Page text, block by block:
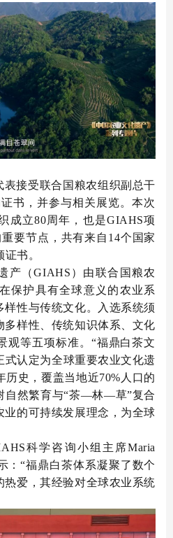
表接受联合国粮农组织副总干
书，并参与相关展览。本次
成立80周年，也是GIAHS项
要节点，共有来自14个国家
书。
产（GIAHS）由联合国粮农
保护具有全球意义的农业系
性与传统文化。入选系统须
多样性、传统知识体系、文化
观等五项标准。“福鼎白茶文
式认定为全球重要农业文化遗
历史，覆盖当地近70%人口的
自然繁育与“茶—林—草”复合
业的可持续发展理念，为全球
科学咨询小组主席Maria
：“福鼎白茶体系凝聚了数个
热爱，其经验对全球农业系统